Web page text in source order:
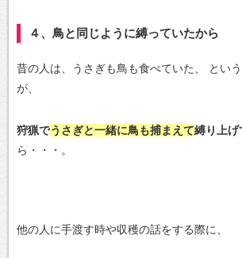
４、鳥と同じように縛っていたから
昔の人は、うさぎも鳥も食べていた、
とい
が、
狩猟でうさぎと一緒に鳥も捕まえて縛り上げ
ら・・・。
他の人に手渡す時や収穫の話をする際に、